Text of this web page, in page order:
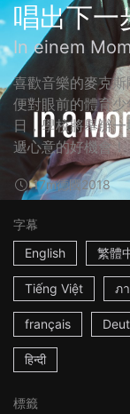
唱出下一
In einem
喜歡音樂的麥克
便對眼前的體育
日，學校將舉辦
遞心意的好機會
17m德國2018
字幕
English
繁體
Tiếng Việt ภ
français
हिन्दी
標籤